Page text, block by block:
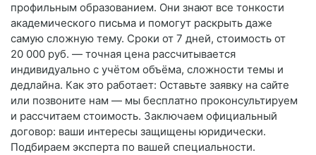
профильным образованием. Они знают все тонкости
академического письма и помогут раскрыть даже
самую сложную тему. Сроки от 7 дней, стоимость от
20 000 руб. — точная цена рассчитывается
индивидуально с учётом объёма, сложности темы и
дедлайна. Как это работает: Оставьте заявку на сайте
или позвоните нам — мы бесплатно проконсультируем
и рассчитаем стоимость. Заключаем официальный
договор: ваши интересы защищены юридически.
Подбираем эксперта по вашей специальности.